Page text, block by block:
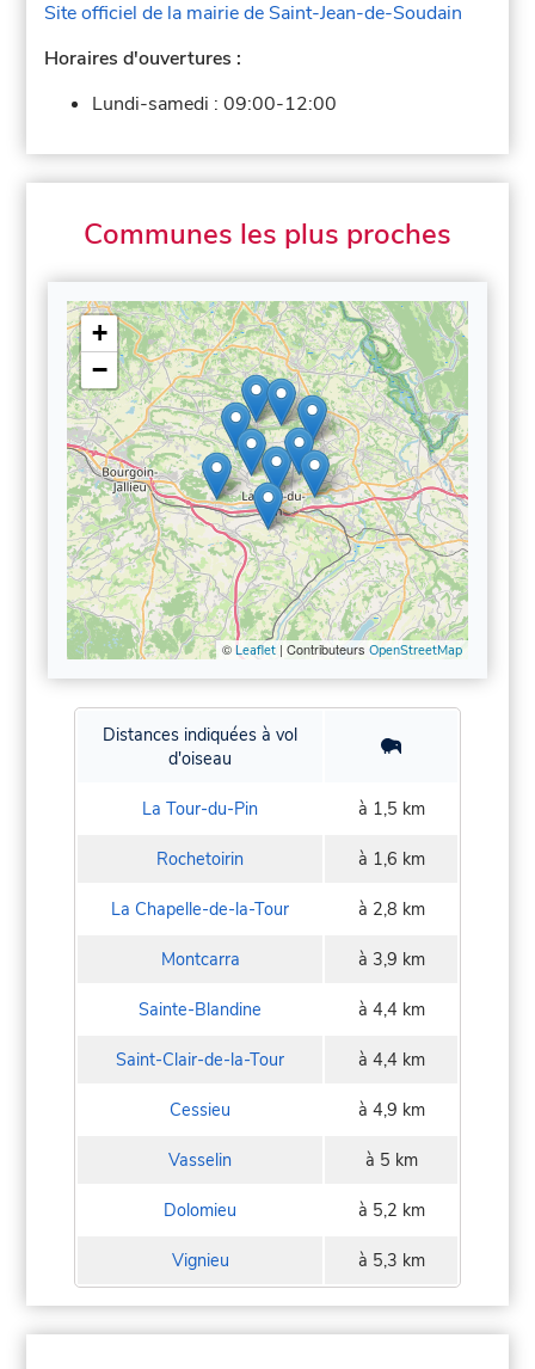
Site officiel de la mairie de Saint-Jean-de-Soudain
Horaires d'ouvertures :
Lundi-samedi :09:00-12:00
Communes les plus proches
+
−
© Leaflet| Contributeurs OpenStreetMap
Distances indiquées à vol
d'oiseau
La Tour-du-Pin à 1,5 km
Rochetoirin à 1,6 km
La Chapelle-de-la-Tour à 2,8 km
Montcarra à 3,9 km
Sainte-Blandine à 4,4 km
Saint-Clair-de-la-Tour à 4,4 km
Cessieu à 4,9 km
Vasselin à 5 km
Dolomieu à 5,2 km
Vignieu à 5,3 km